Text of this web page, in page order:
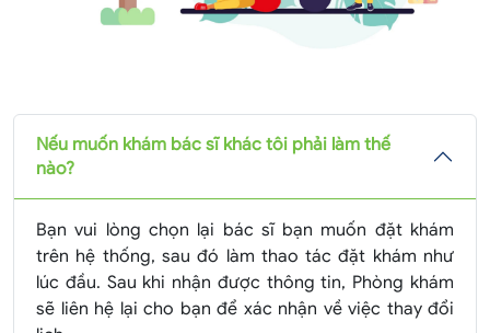
Nếu muốn khám bác sĩ khác tôi phải làm thế
nào?
Bạn vui lòng chọn lại bác sĩ bạn muốn đặt khám
trên hệ thống, sau đó làm thao tác đặt khám như
lúc đầu. Sau khi nhận được thông tin, Phòng khám
sẽ liên hệ lại cho bạn để xác nhận về việc thay đổi